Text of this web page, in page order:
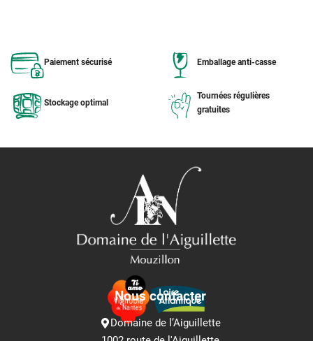
Paiement sécurisé Emballage anti-casse
Stockage optimal
Tournées régulières
gratuites
Nous contacter
Domaine de l’Aiguillette